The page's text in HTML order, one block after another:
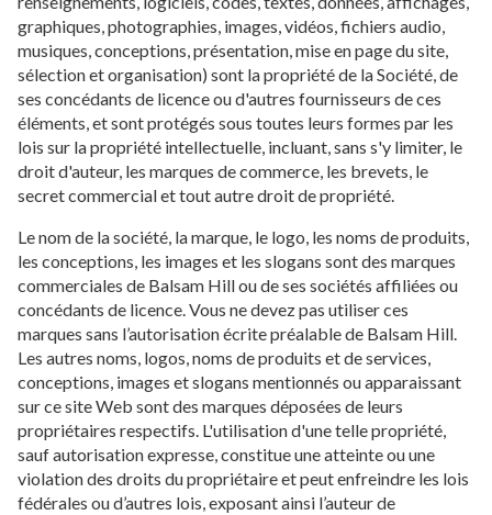
graphiques, photographies, images, vidéos, fichiers audio,
musiques, conceptions, présentation, mise en page du site,
sélection et organisation) sont la propriété de la Société, de
ses concédants de licence ou d'autres fournisseurs de ces
éléments, et sont protégés sous toutes leurs formes par les
lois sur la propriété intellectuelle, incluant, sans s'y limiter, le
droit d'auteur, les marques de commerce, les brevets, le
secret commercial et tout autre droit de propriété.
Le nom de la société, la marque, le logo, les noms de produits,
les conceptions, les images et les slogans sont des marques
commerciales de Balsam Hill ou de ses sociétés affiliées ou
concédants de licence. Vous ne devez pas utiliser ces
marques sans l’autorisation écrite préalable de Balsam Hill.
Les autres noms, logos, noms de produits et de services,
conceptions, images et slogans mentionnés ou apparaissant
sur ce site Web sont des marques déposées de leurs
propriétaires respectifs. L'utilisation d'une telle propriété,
sauf autorisation expresse, constitue une atteinte ou une
violation des droits du propriétaire et peut enfreindre les lois
fédérales ou d’autres lois, exposant ainsi l’auteur de